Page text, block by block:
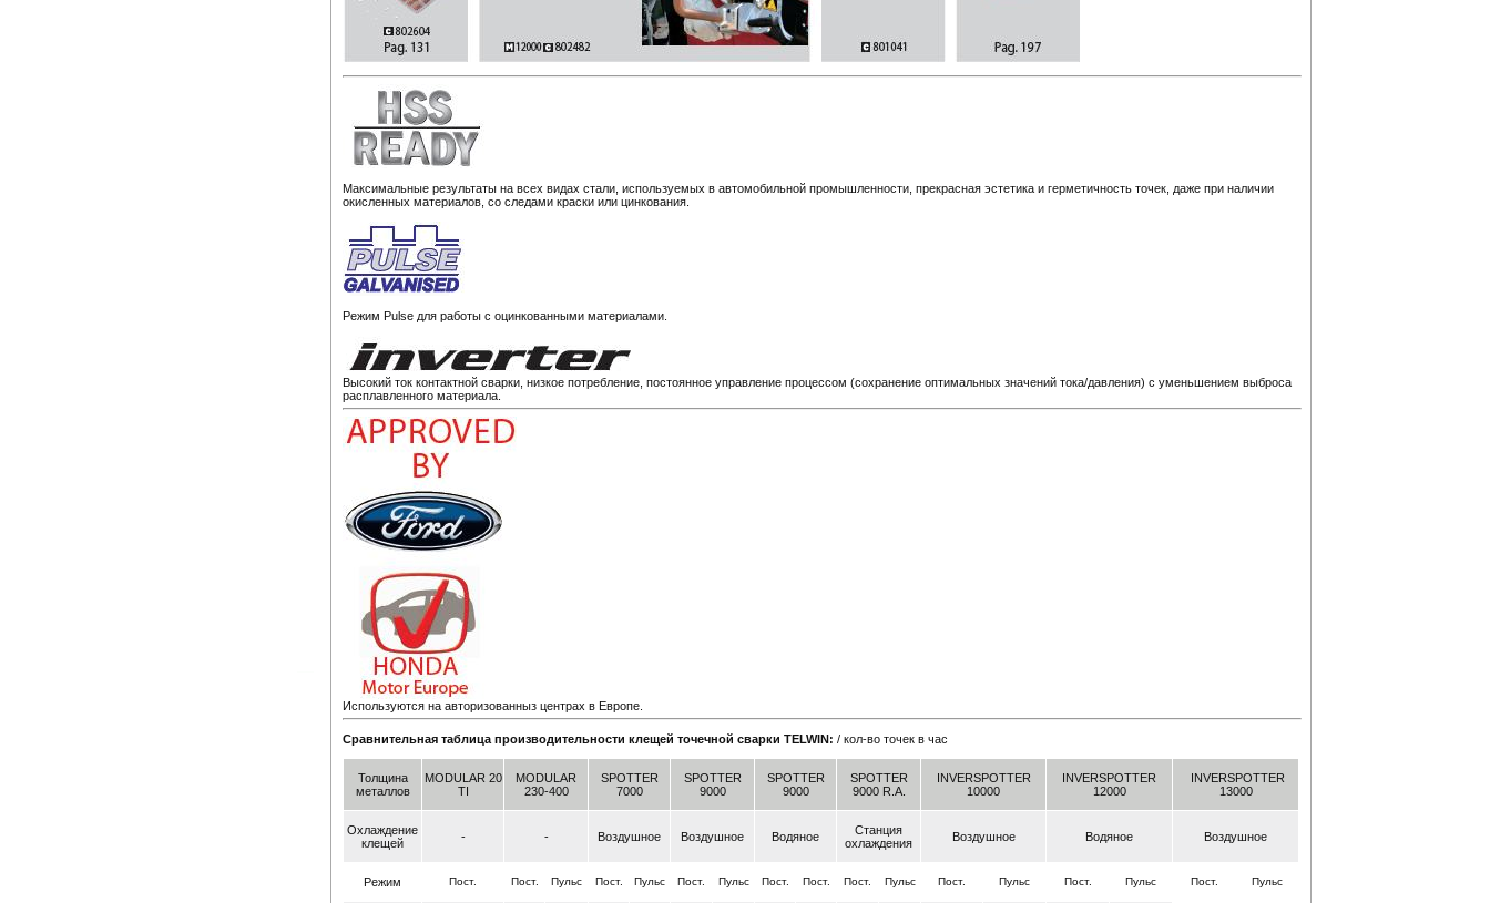
Максимальные результаты на всех видах стали, используемых в автомобильной промышленности, прекрасная эстетика и герметичность точек, даже при наличии
окисленных материалов, со следами краски или цинкования.
Режим Pulse для работы с оцинкованными материалами.
Высокий ток контактной сварки, низкое потребление, постоянное управление процессом (сохранение оптимальных значений тока/давления) с уменьшением выброса
расплавленного материала.
Используются на авторизованныз центрах в Европе.
Сравнительная таблица производительности клещей точечной сварки TELWIN: / кол-во точек в час
Толщина
металлов
MODULAR 20
TI
MODULAR
230-400
SPOTTER
7000
SPOTTER
9000
SPOTTER
9000
SPOTTER
9000 R.A.
INVERSPOTTER
10000
INVERSPOTTER
12000
INVERSPOTTER
13000
Охлаждение
клещей
- - Воздушное Воздушное Водяное
Станция
охлаждения
Воздушное Водяное Воздушное
Режим Пост. Пост. Пульс Пост. Пульс Пост. Пульс Пост. Пост. Пост. Пульс Пост. Пульс Пост. Пульс Пост. Пульс